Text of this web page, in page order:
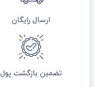
ارسال رایگان
تضمین بازگشت پول